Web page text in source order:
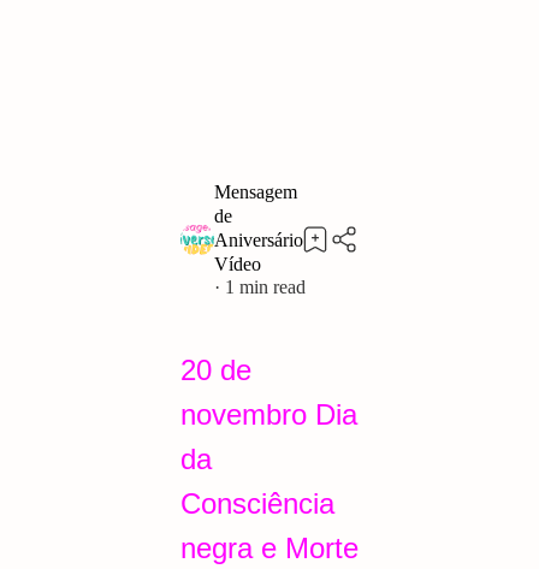
1
20 de
novembro Dia
da
Consciência
negra e Morte